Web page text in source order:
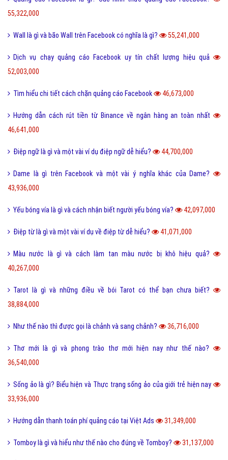
55,322,000
Wall là gì và bão Wall trên Facebook có nghĩa là gì? 55,241,000
Dịch vụ chạy quảng cáo Facebook uy tín chất lượng hiệu quả
52,003,000
Tìm hiểu chi tiết cách chặn quảng cáo Facebook 46,673,000
Hướng dẫn cách rút tiền từ Binance về ngân hàng an toàn nhất
46,641,000
Điệp ngữ là gì và một vài ví dụ điệp ngữ dễ hiểu? 44,700,000
Dame là gì trên Facebook và một vài ý nghĩa khác của Dame?
43,936,000
Yếu bóng vía là gì và cách nhận biết người yếu bóng vía? 42,097,000
Điệp từ là gì và một vài ví dụ về điệp từ dễ hiểu? 41,071,000
Màu nước là gì và cách làm tan màu nước bị khô hiệu quả?
40,267,000
Tarot là gì và những điều về bói Tarot có thể bạn chưa biết?
38,884,000
Như thế nào thì được gọi là chảnh và sang chảnh? 36,716,000
Thơ mới là gì và phong trào thơ mới hiện nay như thế nào?
36,540,000
Sống ảo là gì? Biểu hiện và Thực trạng sống ảo của giới trẻ hiện nay
33,936,000
Hướng dẫn thanh toán phí quảng cáo tại Việt Ads 31,349,000
Tomboy là gì và hiểu như thế nào cho đúng về Tomboy? 31,137,000